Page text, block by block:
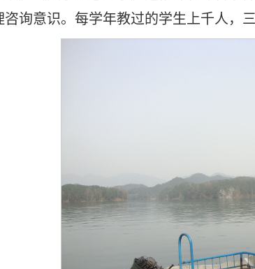
询意识。每学年教过的学生上千人，